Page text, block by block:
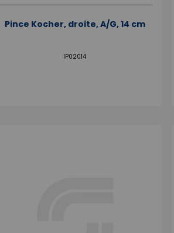
Pince Kocher, droite, A/G, 14 cm
IP02014